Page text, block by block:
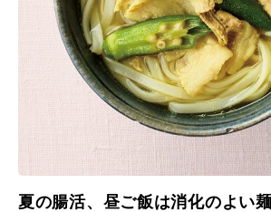
夏の腸活、昼ご飯は消化のよい